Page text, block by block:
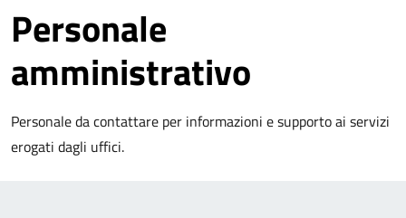
Personale
amministrativo
Personale da contattare per informazioni e supporto ai servizi
erogati dagli uffici.